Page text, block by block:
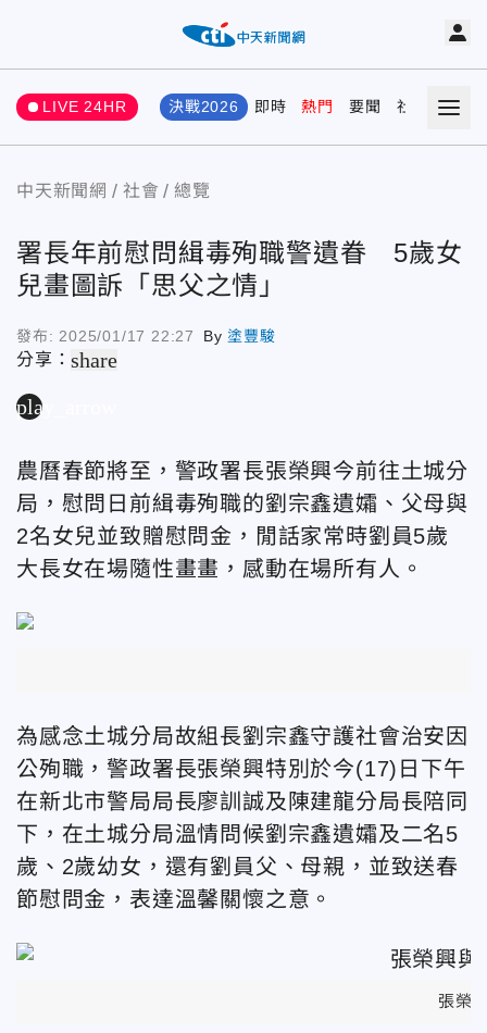
LIVE 24HR 決戰2026 即時 熱門 要聞 社會 娛樂
中天新聞網 社會 總覽
署長年前慰問緝毒殉職警遺眷 5歲女
兒畫圖訴「思父之情」
發布: 2025/01/17 22:27 By塗豐駿
分享：share
play_arrow
農曆春節將至，警政署長張榮興今前往土城分
局，慰問日前緝毒殉職的劉宗鑫遺孀、父母與
2名女兒並致贈慰問金，閒話家常時劉員5歲
大長女在場隨性畫畫，感動在場所有人。
為感念土城分局故組長劉宗鑫守護社會治安因
公殉職，警政署長張榮興特別於今(17)日下午
在新北市警局局長廖訓誠及陳建龍分局長陪同
下，在土城分局溫情問候劉宗鑫遺孀及二名5
歲、2歲幼女，還有劉員父、母親，並致送春
節慰問金，表達溫馨關懷之意。
張榮